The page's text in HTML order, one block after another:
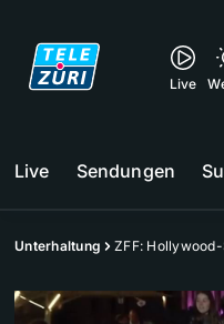
Live
Live Sendungen
Unterhaltung ZFF: